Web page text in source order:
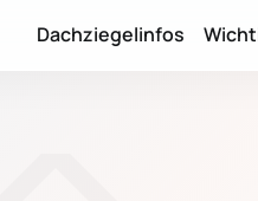
Dachziegelinfos